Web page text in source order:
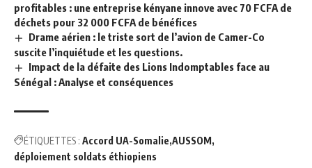
profitables : une entreprise kényane innove avec 70 FCFA de
déchets pour 32 000 FCFA de bénéfices
Drame aérien : le triste sort de l’avion de Camer-Co
suscite l’inquiétude et les questions.
Impact de la défaite des Lions Indomptables face au
Sénégal : Analyse et conséquences
ÉTIQUETTES : Accord UA-Somalie AUSSOM
déploiement soldats éthiopiens